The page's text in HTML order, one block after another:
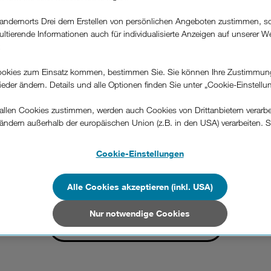
alle Tarifemit
egal ob Sie einen Vertrag mit oder ohne Bindung oder
Tarife, die Roaming nicht inkludiert haben.
gedacht, nicht aber für eine überwiegende Nutzung in
die einen Aufschlag pro MB, Minute, SMS und MMS
Aber keine Sorge, wir informieren Sie im Fall der Fälle
verrechnet, wenn die Nutzung sich auch danach nicht ändert.
alle Infos zur fairen Nutzung
Drei dem Erstellen von persönlichen Angeboten zustimmen,
Informationen auch für individualisierte Anzeigen auf unserer
zum Einsatz kommen, bestimmen Sie. Sie können Ihre
ändern. Details und alle Optionen finden Sie unter „Cookie-
Cookies zustimmen, werden auch Cookies von Drittanbietern
außerhalb der europäischen Union (z.B. in den USA) verarbeiten.
Unternehmen in Drittstaaten, die ein ähnliches Datenschutzniveau wie
Union aufweisen (z.B. Data Privacy Framework), werden wie
„Nur notwendige Cookies“ wählen, dann sind für Sie nur jene Cookies im
dieser Website unerlässlich sind.
Cookie-Einstellungen
Nur notwendige Cookies
Alle Cookies akzeptieren (inkl. USA)